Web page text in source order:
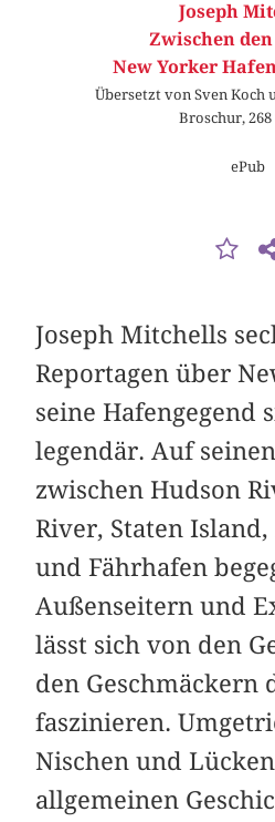
Joseph
Zwischen
New Yorker
Übersetzt von Sven Koch
Broschur, 268
ePub
Joseph Mitchells
Reportagen über
seine Hafengegend
legendär. Auf
zwischen Hudson
River, Staten
und Fährhafen
Außenseitern und
lässt sich von den
den Geschmäckern
faszinieren.
Nischen und
allgemeinen